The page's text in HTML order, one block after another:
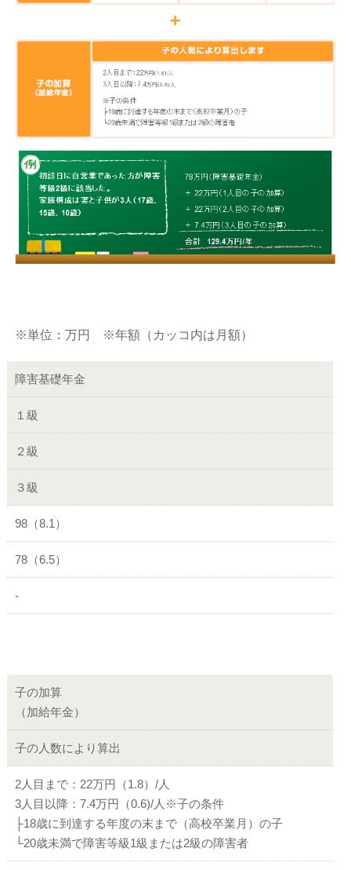
※単位：万円 ※年額（カッコ内は月額）
障害基礎年金
１級
２級
３級
98（8.1）
78（6.5）
-
子の加算
（加給年金）
子の人数により算出
2人目まで：22万円（1.8）/人
3人目以降：7.4万円（0.6)/人 ※子の条件
├18歳に到達する年度の末まで（高校卒業月）の子
└20歳未満で障害等級1級または2級の障害者